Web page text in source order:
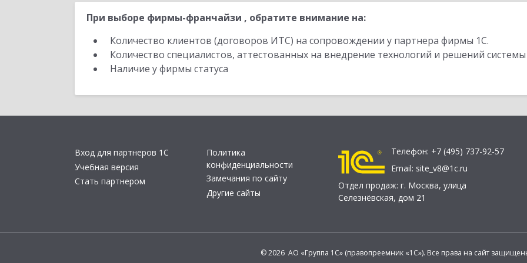
При выборе фирмы-франчайзи , обратите внимание на:
Количество клиентов (договоров ИТС) на сопровождении у партнера фирмы 1С.
Количество специалистов, аттестованных на внедрение технологий и решений
Наличие у фирмы статуса
Вход для партнеров 1С
Учебная версия
Стать партнером
Политика
конфиденциальности
Замечания по сайту
Другие сайты
Телефон: +7 (495) 737-92-57
Email: site_v8@1c.ru
Отдел продаж: г. Москва, улица
Селезнёвская, дом 21
© 2026 АО «Группа 1С» (правопреемник «1С»). Все права на сайт